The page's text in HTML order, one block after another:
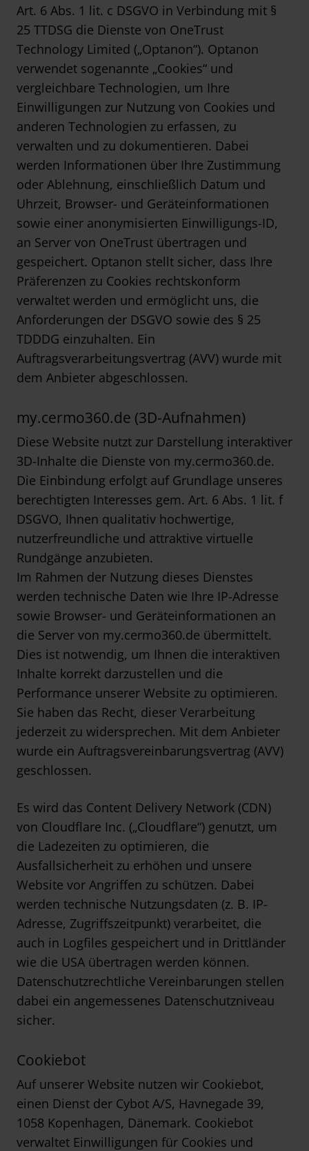
Art. 6 Abs. 1 lit. c DSGVO in Verbindung mit §
25 TTDSG die Dienste von OneTrust
Technology Limited („Optanon“). Optanon
verwendet sogenannte „Cookies“ und
vergleichbare Technologien, um Ihre
Einwilligungen zur Nutzung von Cookies und
anderen Technologien zu erfassen, zu
verwalten und zu dokumentieren. Dabei
werden Informationen über Ihre Zustimmung
oder Ablehnung, einschließlich Datum und
Uhrzeit, Browser- und Geräteinformationen
sowie einer anonymisierten Einwilligungs-ID,
an Server von OneTrust übertragen und
gespeichert. Optanon stellt sicher, dass Ihre
Präferenzen zu Cookies rechtskonform
verwaltet werden und ermöglicht uns, die
Anforderungen der DSGVO sowie des § 25
TDDDG einzuhalten. Ein
Auftragsverarbeitungsvertrag (AVV) wurde mit
dem Anbieter abgeschlossen.
my.cermo360.de (3D-Aufnahmen)
Diese Website nutzt zur Darstellung interaktiver
3D-Inhalte die Dienste von my.cermo360.de.
Die Einbindung erfolgt auf Grundlage unseres
berechtigten Interesses gem. Art. 6 Abs. 1 lit. f
DSGVO, Ihnen qualitativ hochwertige,
nutzerfreundliche und attraktive virtuelle
Rundgänge anzubieten.
Im Rahmen der Nutzung dieses Dienstes
werden technische Daten wie Ihre IP-Adresse
sowie Browser- und Geräteinformationen an
die Server von my.cermo360.de übermittelt.
Dies ist notwendig, um Ihnen die interaktiven
Inhalte korrekt darzustellen und die
Performance unserer Website zu optimieren.
Sie haben das Recht, dieser Verarbeitung
jederzeit zu widersprechen. Mit dem Anbieter
wurde ein Auftragsvereinbarungsvertrag (AVV)
geschlossen.
Es wird das Content Delivery Network (CDN)
von Cloudflare Inc. („Cloudflare“) genutzt, um
die Ladezeiten zu optimieren, die
Ausfallsicherheit zu erhöhen und unsere
Website vor Angriffen zu schützen. Dabei
werden technische Nutzungsdaten (z. B. IP-
Adresse, Zugriffszeitpunkt) verarbeitet, die
auch in Logfiles gespeichert und in Drittländer
wie die USA übertragen werden können.
Datenschutzrechtliche Vereinbarungen stellen
dabei ein angemessenes Datenschutzniveau
sicher.
Cookiebot
Auf unserer Website nutzen wir Cookiebot,
einen Dienst der Cybot A/S, Havnegade 39,
1058 Kopenhagen, Dänemark. Cookiebot
verwaltet Einwilligungen für Cookies und